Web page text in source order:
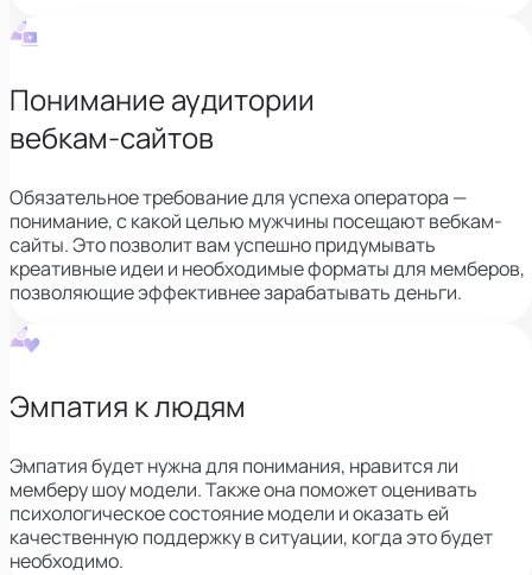
Понимание аудитории
вебкам-сайтов
Обязательное требование для успеха оператора —
понимание, с какой целью мужчины посещают вебкам-
сайты. Это позволит вам успешно придумывать
креативные идеи и необходимые форматы для мемберов,
позволяющие эффективнее зарабатывать деньги.
Эмпатия к людям
Эмпатия будет нужна для понимания, нравится ли
мемберу шоу модели. Также она поможет оценивать
психологическое состояние модели и оказать ей
качественную поддержку в ситуации, когда это будет
необходимо.